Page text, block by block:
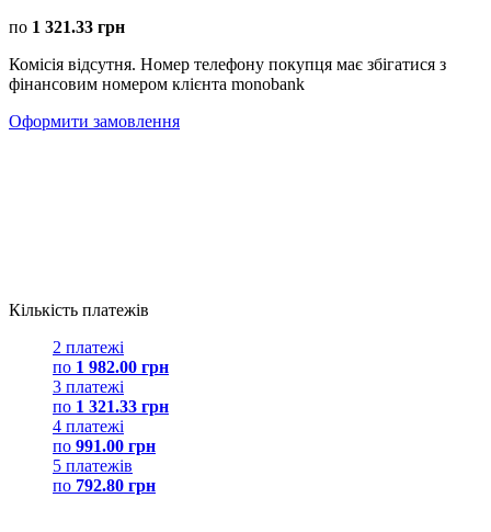
по 1 321.33 грн
Комісія відсутня. Номер телефону покупця має збігатися з
фінансовим номером клієнта monobank
Оформити замовлення
Кількість платежів
2 платежі
по 1 982.00 грн
3 платежі
по 1 321.33 грн
4 платежі
по 991.00 грн
5 платежів
по 792.80 грн